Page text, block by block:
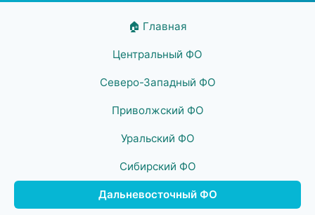
🏠 Главная
Центральный ФО
Северо-Западный ФО
Приволжский ФО
Уральский ФО
Сибирский ФО
Дальневосточный ФО